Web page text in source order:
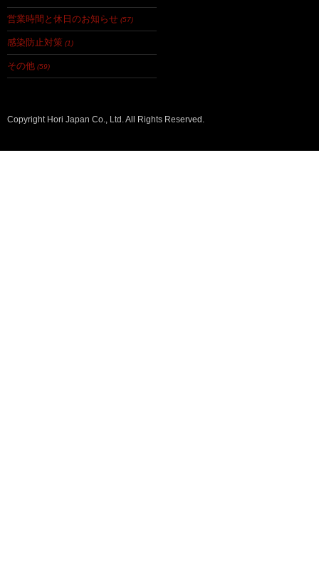
営業時間と休日のお知らせ (57)
感染防止対策 (1)
その他 (59)
Copyright Hori Japan Co., Ltd. All Rights Reserved.